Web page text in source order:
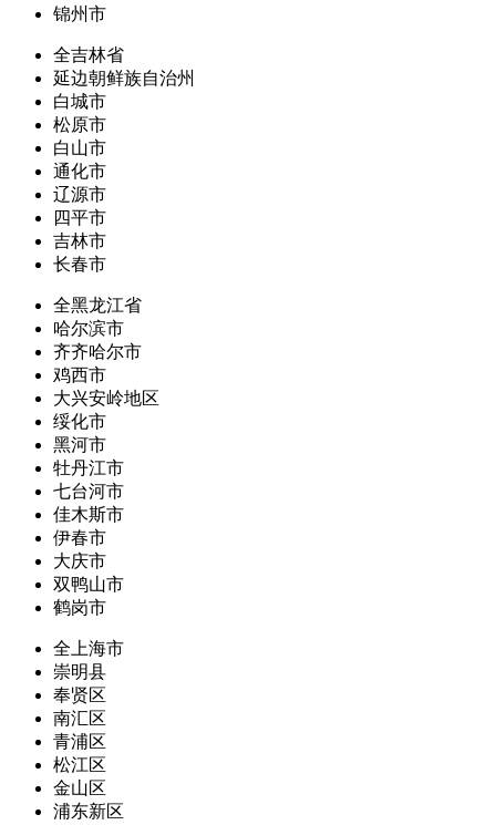
锦州市
全吉林省
延边朝鲜族自治州
白城市
松原市
白山市
通化市
辽源市
四平市
吉林市
长春市
全黑龙江省
哈尔滨市
齐齐哈尔市
鸡西市
大兴安岭地区
绥化市
黑河市
牡丹江市
七台河市
佳木斯市
伊春市
大庆市
双鸭山市
鹤岗市
全上海市
崇明县
奉贤区
南汇区
青浦区
松江区
金山区
浦东新区